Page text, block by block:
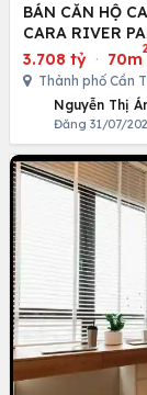
BÁN CĂN HỘ
CARA RIVER
3.708 tỷ · 70m
Thành phố Cần
Nguyễn Thị
Đăng 31/07/